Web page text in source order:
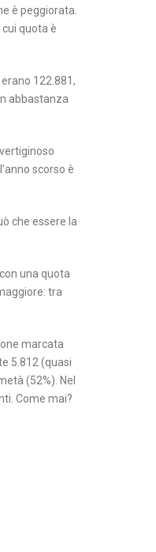
è peggiorata.
quota è
122.881,
abbastanza
scorso è
che essere la
una quota
tra
marcata
5.812 (quasi
(52%). Nel
Come mai?